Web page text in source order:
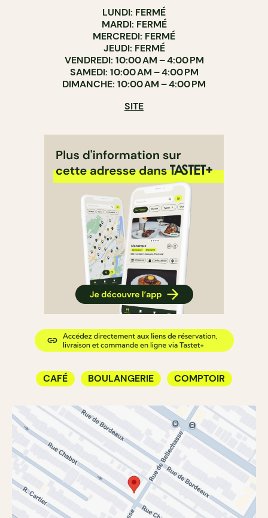
LUNDI: FERMÉ
MARDI: FERMÉ
MERCREDI: FERMÉ
JEUDI: FERMÉ
VENDREDI: 10:00 AM – 4:00 PM
SAMEDI: 10:00 AM – 4:00 PM
DIMANCHE: 10:00 AM – 4:00 PM
SITE
CAFÉ BOULANGERIE COMPTOIR